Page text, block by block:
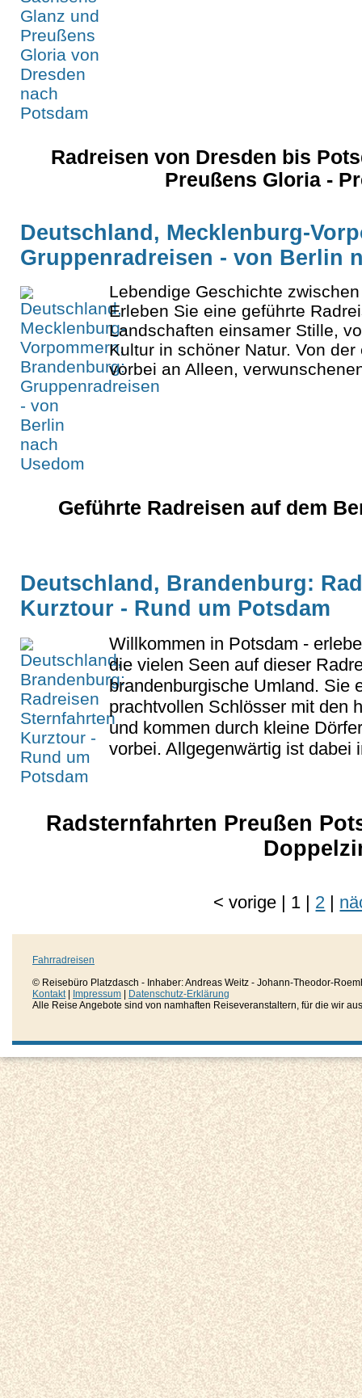
Radreisen von Dresden bis
Preußens Gloria -
Deutschland, Mecklenburg-
Gruppenradreisen - von Berlin
Lebendige Geschichte
Erleben Sie eine geführte
Landschaften einsamer Stille,
Kultur in schöner Natur. Von
vorbei an Alleen,
Geführte Radreisen auf dem
Deutschland, Brandenburg:
Kurztour - Rund um Potsdam
Willkommen in Potsdam -
die vielen Seen auf dieser
brandenburgische Umland. Sie
prachtvollen Schlösser mit den
und kommen durch kleine
vorbei. Allgegenwärtig ist dabei
Radsternfahrten Preußen
<vorige | 1 | 2 |
Fahrradreisen
© Reisebüro Platzdasch - Inhaber: Andreas Weitz - Johann-Theodor-
Kontakt| Impressum
Datenschutz-Erklärung
Alle Reise Angebote sind von namhaften Reiseveranstaltern, für die wir